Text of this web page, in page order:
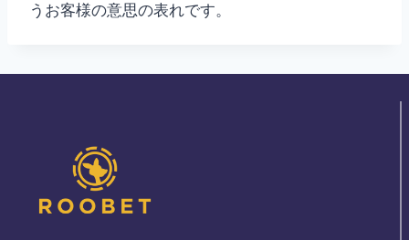
うお客様の意思の表れです。